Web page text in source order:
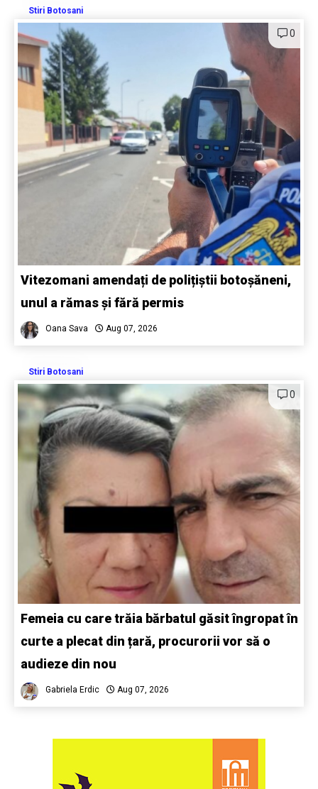
Stiri Botosani
0
Vitezomani amendați de polițiștii botoșăneni,
unul a rămas și fără permis
Oana Sava Aug 07, 2026
Stiri Botosani
0
Femeia cu care trăia bărbatul găsit îngropat în
curte a plecat din țară, procurorii vor să o
audieze din nou
Gabriela Erdic Aug 07, 2026